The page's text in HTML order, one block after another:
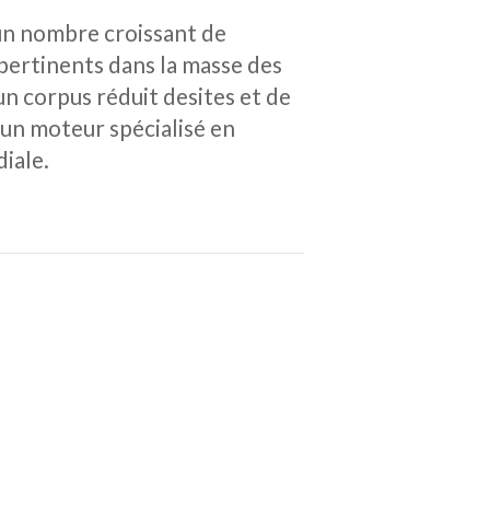
nombre croissant de
dans la masse des
corpus réduit desites et de
moteur spécialisé en